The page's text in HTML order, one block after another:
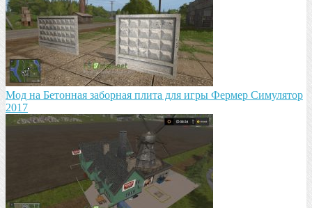
Мод на Бетонная заборная плита для игры Фермер Симулятор
2017